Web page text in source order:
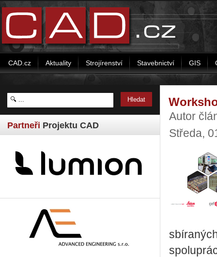
CAD.cz Aktuality Strojírenství Stavebnictví GIS
Partneři Projektu CAD
Autor
Středa,